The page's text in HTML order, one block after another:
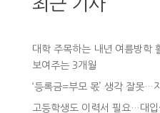
최근 기사
대학 주목하는 내년 여름방학
보여주는 3개월
‘등록금=부모 몫’ 생각 잘못…
고등학생도 이력서 필요…대입